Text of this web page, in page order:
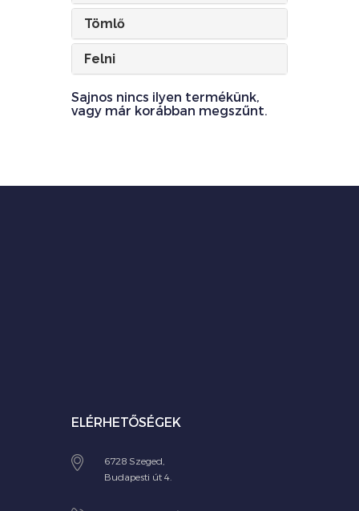
Tömlő
Felni
Sajnos nincs ilyen termékünk,
vagy már korábban megszűnt.
ELÉRHETŐSÉGEK
6728 Szeged,
Budapesti út 4.